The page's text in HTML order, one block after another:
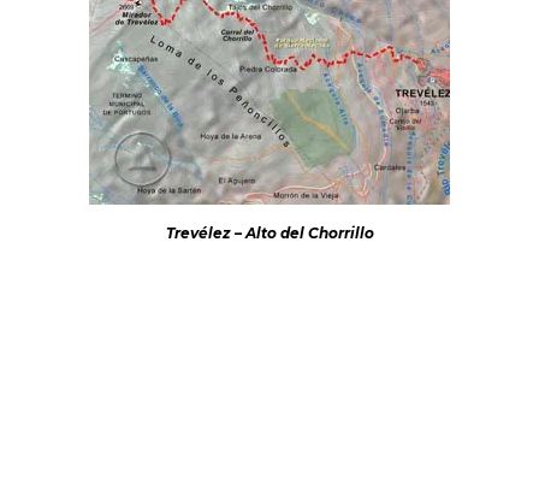
Trevélez – Alto del Chorrillo